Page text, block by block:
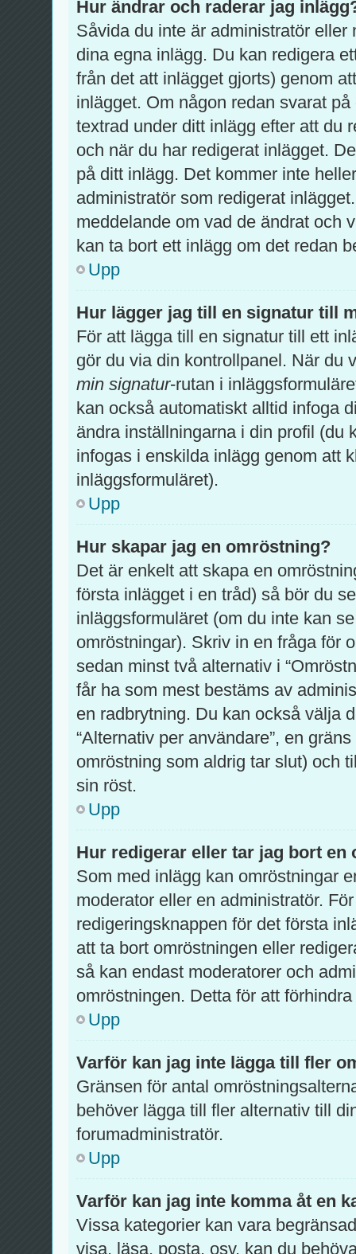
Hur ändrar och raderar jag
Såvida du inte är administratör
dina egna inlägg. Du kan redigera
från det att inlägget gjorts) genom
inlägget. Om någon redan svarat
textrad under ditt inlägg efter att du
och när du har redigerat inlägget.
på ditt inlägg. Det kommer inte
administratör som redigerat
meddelande om vad de ändrat och
kan ta bort ett inlägg om det redan
Upp
Hur lägger jag till en signatur till
För att lägga till en signatur till ett
gör du via din kontrollpanel. När
min signatur-rutan i
kan också automatiskt alltid infoga
ändra inställningarna i din profil (du
infogas i enskilda inlägg genom att
inläggsformuläret).
Upp
Hur skapar jag en omröstning?
Det är enkelt att skapa en
första inlägget i en tråd) så bör du
inläggsformuläret (om du inte kan
omröstningar). Skriv in en fråga för
sedan minst två alternativ i
får ha som mest bestäms av
en radbrytning. Du kan också välja
“Alternativ per användare”, en
omröstning som aldrig tar slut) och
sin röst.
Upp
Hur redigerar eller tar jag bort en
Som med inlägg kan omröstningar
moderator eller en administratör.
redigeringsknappen för det första
att ta bort omröstningen eller
så kan endast moderatorer och
omröstningen. Detta för att
Upp
Varför kan jag inte lägga till fler
Gränsen för antal
behöver lägga till fler alternativ till
forumadministratör.
Upp
Varför kan jag inte komma åt en
Vissa kategorier kan vara
visa, läsa, posta, osv. kan du